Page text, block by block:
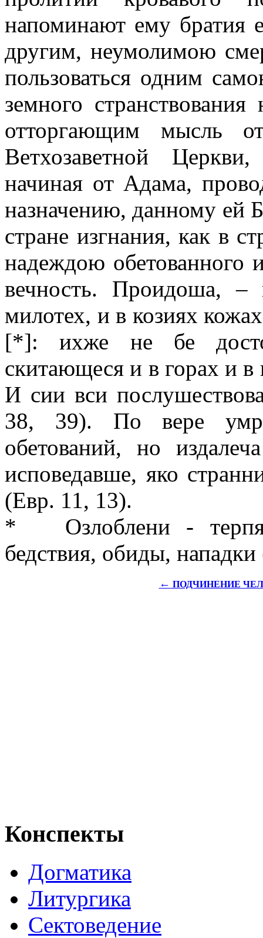
напоминают ему братия
другим, неумолимою
пользоваться одним
земного
отторгающим мысль
Ветхозаветной
начиная от Адама,
назначению, данному ей
стране изгнания, как в
надеждою обетованного
вечность. Проидоша,
милотех, и в козиях
[*]: ихже не бе
скитающеся и в горах и в
И сии вси
38, 39). По вере
обетований, но
исповедавше, яко
(Евр. 11, 13).
* Озлоблени -
бедствия, обиды,
← ПОДЧИНЕНИЕ
Конспекты
Догматика
Литургика
Сектоведение